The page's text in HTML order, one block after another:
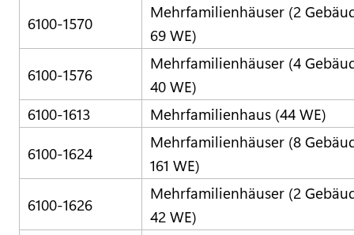
6100-1570
Mehrfamilienhäuser (2
69 WE)
6100-1576
Mehrfamilienhäuser (4
40 WE)
6100-1613
Mehrfamilienhaus (44 WE)
6100-1624
Mehrfamilienhäuser (8
161 WE)
6100-1626
Mehrfamilienhäuser (2
42 WE)